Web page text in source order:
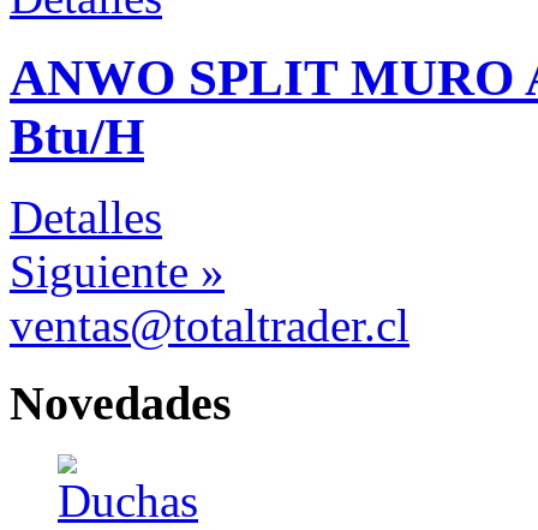
ANWO SPLIT MURO
Btu/H
Detalles
Siguiente »
ventas@totaltrader.cl
Novedades